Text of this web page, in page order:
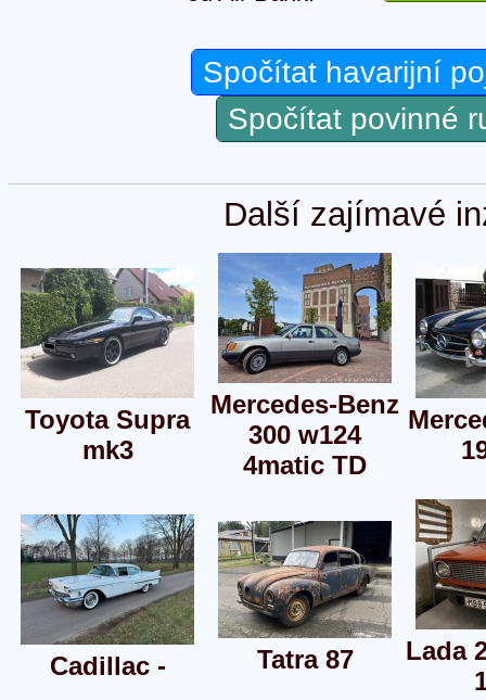
Spočítat havarijní
Spočítat povinné
Další zajímavé
Toyota Supra
mk3
Mercedes-Benz
300 w124
4matic TD
Cadillac - Tatra 87
Lada